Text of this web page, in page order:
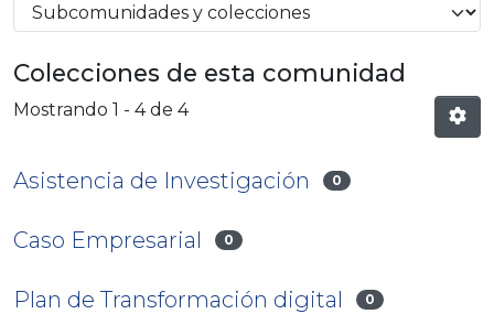
Colecciones de esta comunidad
Mostrando 1 - 4 de 4
Asistencia de Investigación 0
Caso Empresarial 0
Plan de Transformación digital 0